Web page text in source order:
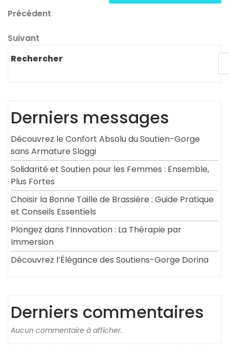
Navigation
de
l’article
Article
Précédent
Article
suivant
Suivant
Rechercher
Derniers messages
Découvrez le Confort Absolu du Soutien-Gorge
sans Armature Sloggi
Solidarité et Soutien pour les Femmes : Ensemble,
Plus Fortes
Choisir la Bonne Taille de Brassière : Guide Pratique
et Conseils Essentiels
Plongez dans l’Innovation : La Thérapie par
Immersion
Découvrez l’Élégance des Soutiens-Gorge Dorina
Derniers commentaires
Aucun commentaire à afficher.